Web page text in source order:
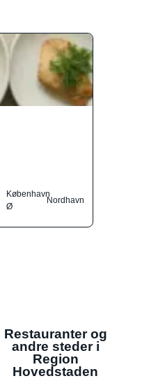
København
Ø
Nordhavn
Restauranter og
andre steder i
Region
Hovedstaden